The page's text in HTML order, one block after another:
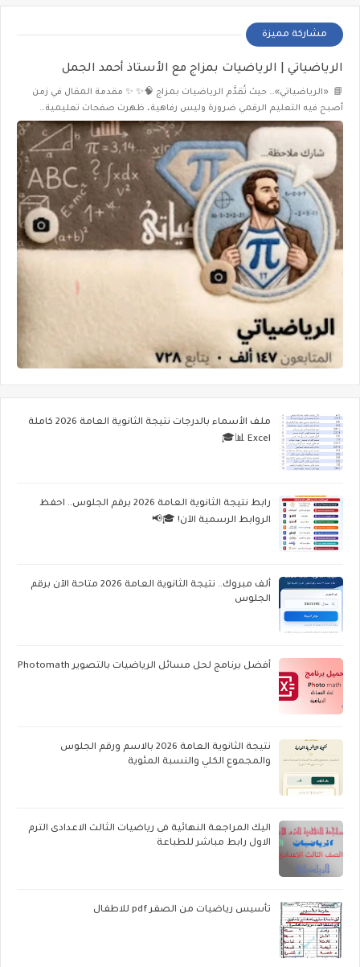
مشاركة مميزة
الرياضياتي | الرياضيات بمزاج مع الأستاذ أحمد الجمل
📘 «الرياضياتي»… حيث تُقدَّم الرياضيات بمزاج 🧠✨ ✨ مقدمة المقال في زمن
أصبح فيه التعليم الرقمي ضرورة وليس رفاهية، ظهرت صفحات تعليمية…
ملف الأسماء بالدرجات نتيجة الثانوية العامة 2026 كاملة
Excel 📊🎓
رابط نتيجة الثانوية العامة 2026 برقم الجلوس.. احفظ
الروابط الرسمية الآن! 🎓📢
ألف مبروك.. نتيجة الثانوية العامة 2026 متاحة الآن برقم
الجلوس
أفضل برنامج لحل مسائل الرياضيات بالتصوير Photomath
نتيجة الثانوية العامة 2026 بالاسم ورقم الجلوس
والمجموع الكلي والنسبة المئوية
اليك المراجعة النهائية فى رياضيات الثالث الاعدادى الترم
الاول رابط مباشر للطباعة
تأسيس رياضيات من الصفر pdf للاطفال